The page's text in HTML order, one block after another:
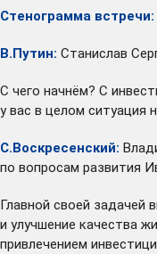
Стенограмма встречи:
В.Путин: Станислав
С чего начнём? С
у вас в целом ситуация
С.Воскресенский:
по вопросам развития
Главной своей
и улучшение качества
привлечением